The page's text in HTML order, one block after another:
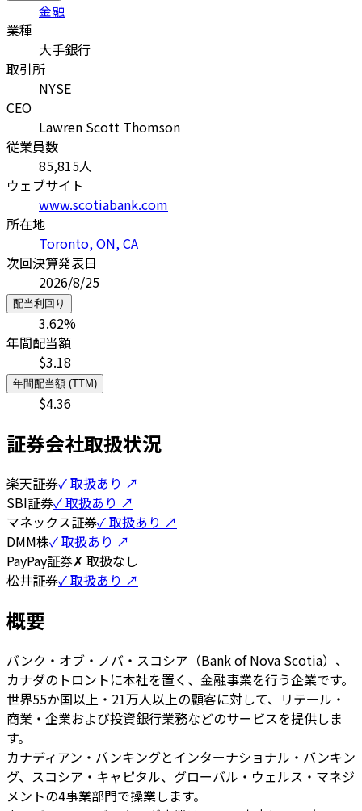
金融
業種
大手銀行
取引所
NYSE
CEO
Lawren Scott Thomson
従業員数
85,815人
ウェブサイト
www.scotiabank.com
所在地
Toronto, ON, CA
次回決算発表日
2026/8/25
配当利回り
3.62%
年間配当額
$3.18
年間配当額 (TTM)
$4.36
証券会社取扱状況
楽天証券✓ 取扱あり ↗
SBI証券✓ 取扱あり ↗
マネックス証券✓ 取扱あり ↗
DMM株✓ 取扱あり ↗
PayPay証券✗ 取扱なし
松井証券✓ 取扱あり ↗
概要
バンク・オブ・ノバ・スコシア（Bank of Nova Scotia）、
カナダのトロントに本社を置く、金融事業を行う企業です。
世界55か国以上・21万人以上の顧客に対して、リテール・
商業・企業および投資銀行業務などのサービスを提供しま
す。
カナディアン・バンキングとインターナショナル・バンキン
グ、スコシア・キャピタル、グローバル・ウェルス・マネジ
メントの4事業部門で操業します。